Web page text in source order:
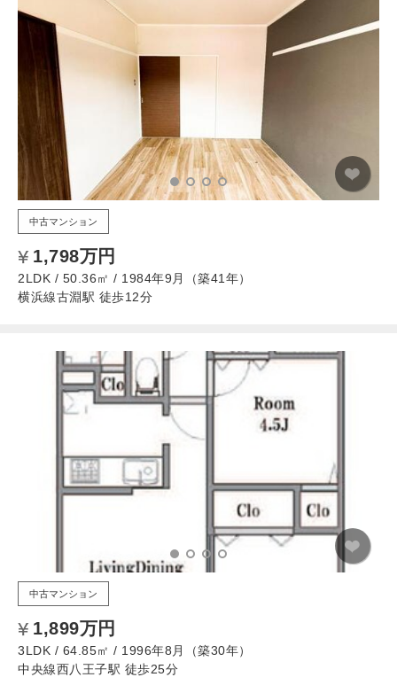
中古マンション
1,798万円
2LDK / 50.36㎡ / 1984年9月（築41年）
横浜線古淵駅 徒歩12分
中古マンション
1,899万円
3LDK / 64.85㎡ / 1996年8月（築30年）
中央線西八王子駅 徒歩25分